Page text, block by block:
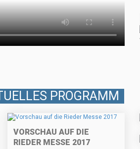
PROGRAMM
VORSCHAU AUF DIE
RIEDER MESSE 2017